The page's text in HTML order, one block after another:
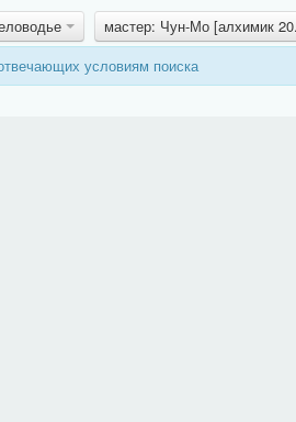
мастер: Чун-Мо [алхимик
условиям поиска